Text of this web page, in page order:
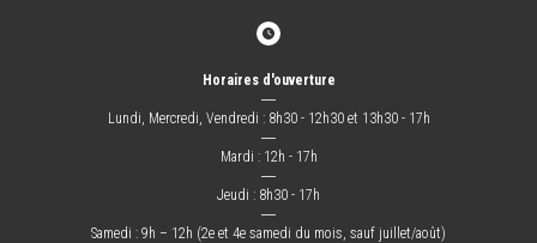
Horaires d'ouverture
―
Lundi, Mercredi, Vendredi : 8h30 - 12h30 et 13h30 - 17h
―
Mardi : 12h - 17h
―
Jeudi : 8h30 - 17h
―
Samedi : 9h – 12h (2e et 4e samedi du mois, sauf juillet/août)